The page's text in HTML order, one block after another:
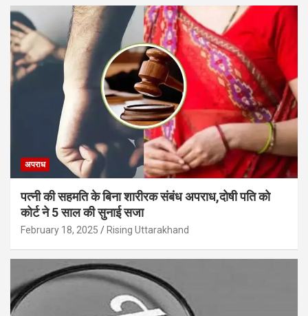
अपराध
पत्नी की सहमति के बिना शारीरक संबंध अपराध,दोषी पति को
कोर्ट ने 5 साल की सुनाई सजा
February 18, 2025 Rising Uttarakhand